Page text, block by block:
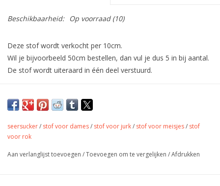
Beschikbaarheid: Op voorraad(10)
Deze stof wordt verkocht per 10cm.
Wil je bijvoorbeeld 50cm bestellen, dan vul je dus 5 in bij aantal.
De stof wordt uiteraard in één deel verstuurd.
Fijne seersucker met streepjes 100%
katoen
Seersucker is een dunne, gebobbelde katoenen stof. Meestal is
deze gestreept of geblokt, voornamelijk wordt deze gebruikt
voor lente en zomer kleding.
seersucker/ stof voor dames/ stof voor jurk/ stof voor meisjes/ stof
voor rok
Aan verlanglijst toevoegen /Toevoegen om te vergelijken /Afdrukken